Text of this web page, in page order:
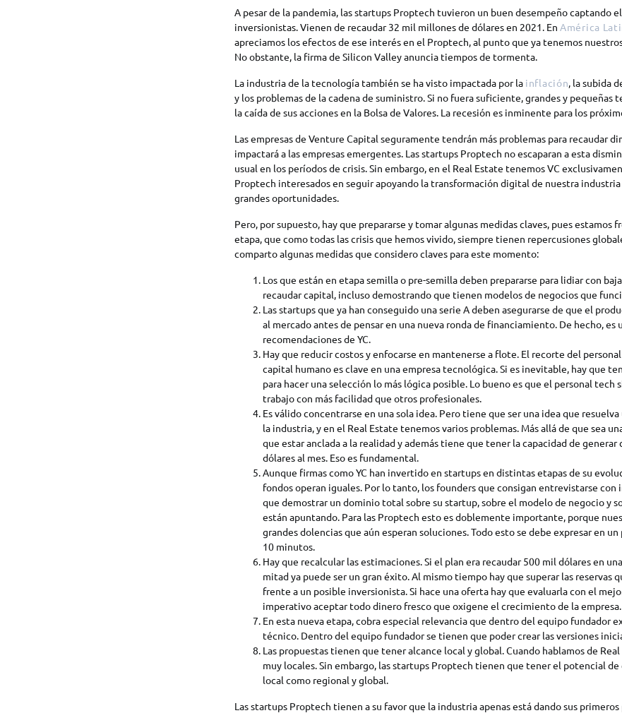
A pesar de la pandemia, las startups Proptech tuvieron un buen desempeño captando
inversionistas. Vienen de recaudar 32 mil millones de dólares en 2021. En América
apreciamos los efectos de ese interés en el Proptech, al punto que ya tenemos
No obstante, la firma de Silicon Valley anuncia tiempos de tormenta.
La industria de la tecnología también se ha visto impactada por la inflación, la subida
y los problemas de la cadena de suministro. Si no fuera suficiente, grandes y pequeñas
la caída de sus acciones en la Bolsa de Valores. La recesión es inminente para los
Las empresas de Venture Capital seguramente tendrán más problemas para recaudar
impactará a las empresas emergentes. Las startups Proptech no escaparan a esta
usual en los períodos de crisis. Sin embargo, en el Real Estate tenemos VC
Proptech interesados en seguir apoyando la transformación digital de nuestra
grandes oportunidades.
Pero, por supuesto, hay que prepararse y tomar algunas medidas claves, pues estamos
etapa, que como todas las crisis que hemos vivido, siempre tienen repercusiones
comparto algunas medidas que considero claves para este momento:
Los que están en etapa semilla o pre-semilla deben prepararse para lidiar con
recaudar capital, incluso demostrando que tienen modelos de negocios que
Las startups que ya han conseguido una serie A deben asegurarse de que el
al mercado antes de pensar en una nueva ronda de financiamiento. De hecho, es
recomendaciones de YC.
Hay que reducir costos y enfocarse en mantenerse a flote. El recorte del
capital humano es clave en una empresa tecnológica. Si es inevitable, hay que
para hacer una selección lo más lógica posible. Lo bueno es que el personal tech
trabajo con más facilidad que otros profesionales.
Es válido concentrarse en una sola idea. Pero tiene que ser una idea que
la industria, y en el Real Estate tenemos varios problemas. Más allá de que sea
que estar anclada a la realidad y además tiene que tener la capacidad de generar
dólares al mes. Eso es fundamental.
Aunque firmas como YC han invertido en startups en distintas etapas de su
fondos operan iguales. Por lo tanto, los founders que consigan entrevistarse con
que demostrar un dominio total sobre su startup, sobre el modelo de negocio y
están apuntando. Para las Proptech esto es doblemente importante, porque
grandes dolencias que aún esperan soluciones. Todo esto se debe expresar en
10 minutos.
Hay que recalcular las estimaciones. Si el plan era recaudar 500 mil dólares en
mitad ya puede ser un gran éxito. Al mismo tiempo hay que superar las reservas
frente a un posible inversionista. Si hace una oferta hay que evaluarla con el
imperativo aceptar todo dinero fresco que oxigene el crecimiento de la empresa.
En esta nueva etapa, cobra especial relevancia que dentro del equipo fundador
técnico. Dentro del equipo fundador se tienen que poder crear las versiones
Las propuestas tienen que tener alcance local y global. Cuando hablamos de
muy locales. Sin embargo, las startups Proptech tienen que tener el potencial
local como regional y global.
Las startups Proptech tienen a su favor que la industria apenas está dando sus primeros